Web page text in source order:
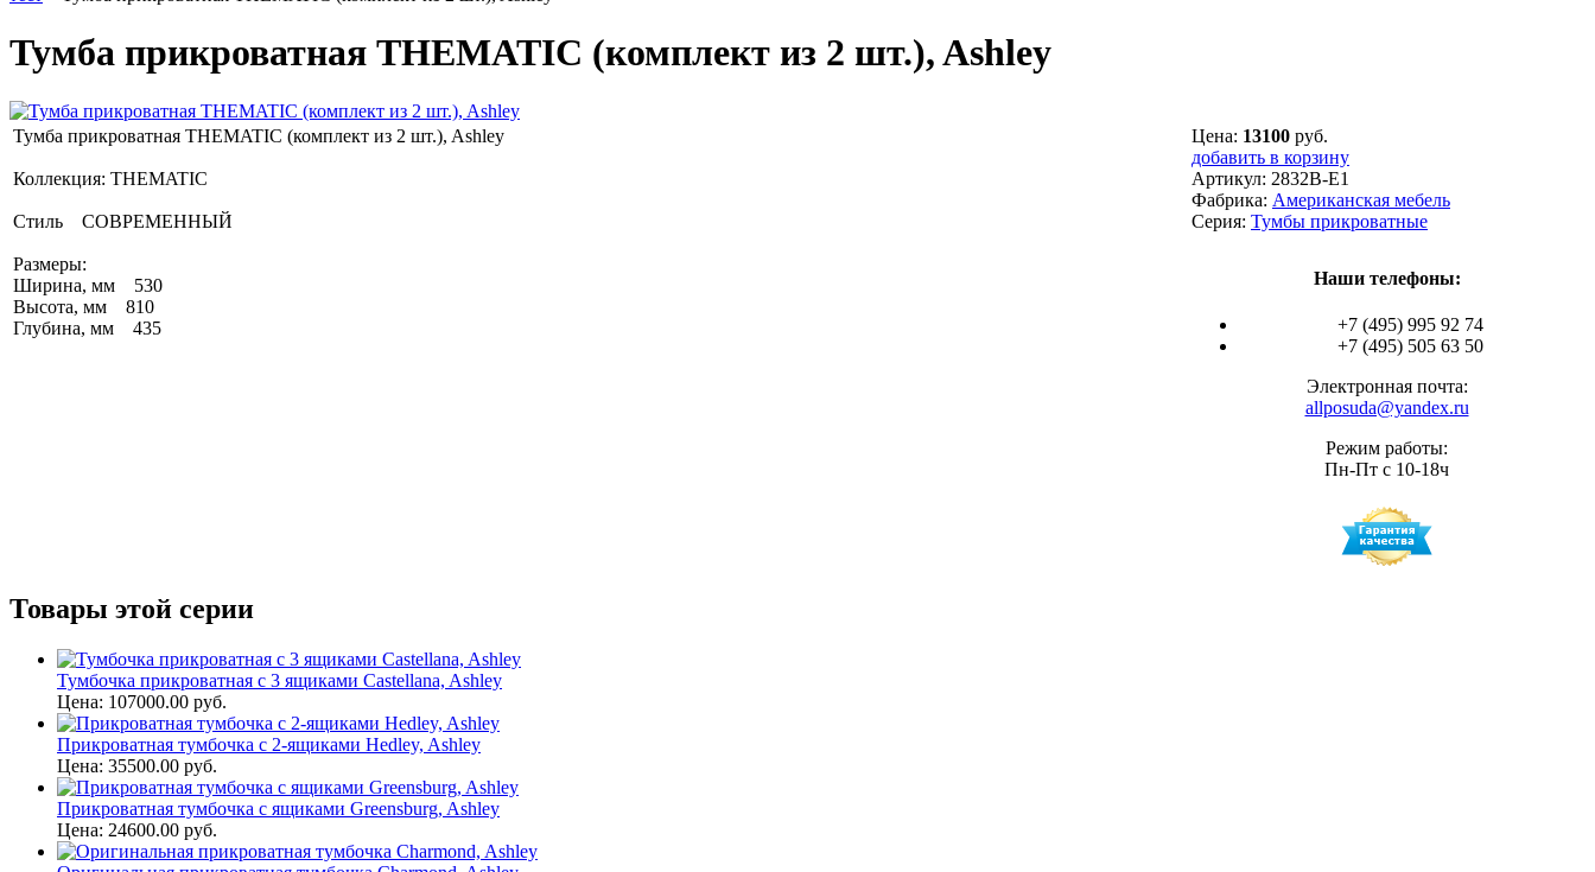
Тумба прикроватная THEMATIC (комплект из 2 шт.), Ashley
Тумба прикроватная THEMATIC (комплект из 2 шт.), Ashley
Коллекция: THEMATIC
Стиль СОВРЕМЕННЫЙ
Размеры:
Ширина, мм 530
Высота, мм 810
Глубина, мм 435
Цена: 13100 руб.
добавить в корзину
Артикул: 2832B-E1
Фабрика: Американская мебель
Серия: Тумбы прикроватные
Наши телефоны:
+7 (495) 995 92 74
+7 (495) 505 63 50
Электронная почта:
allposuda@yandex.ru
Режим работы:
Пн-Пт с 10-18ч
Товары этой серии
Тумбочка прикроватная с 3 ящиками Castellana, Ashley
Цена: 107000.00 руб.
Прикроватная тумбочка с 2-ящиками Hedley, Ashley
Цена: 35500.00 руб.
Прикроватная тумбочка с ящиками Greensburg, Ashley
Цена: 24600.00 руб.